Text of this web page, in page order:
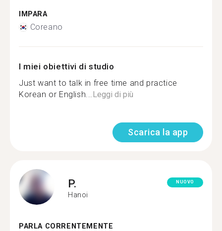
IMPARA
Coreano
I miei obiettivi di studio
Just want to talk in free time and practice
Korean or English...Leggi di più
Scarica la app
P.
Hanoi
NUOVO
PARLA CORRENTEMENTE